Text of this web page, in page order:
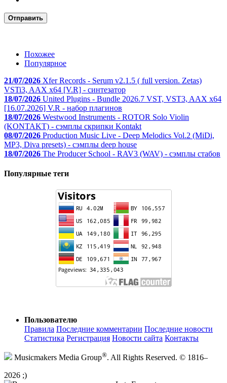
Отправить
Похожее
Популярное
21/07/2026 Xfer Records - Serum v2.1.5 ( full version. Zetas)
VSTi3, AAX x64 [V.R] - синтезатор
18/07/2026 United Plugins - Bundle 2026.7 VST, VST3, AAX x64
[16.07.2026] V.R - набор плагинов
18/07/2026 Westwood Instruments - ROTOR Solo Violin
(KONTAKT) - сэмплы скрипки Kontakt
08/07/2026 Production Music Live - Deep Melodics Vol.2 (MiDi,
MP3, Diva presets) - сэмплы deep house
18/07/2026 The Producer School - RAV3 (WAV) - сэмплы стабов
Популярные теги
Пользователю
Правила Последние комментарии Последние новости
Статистика Регистрация Новости сайта Контакты
Musicmakers Media Group®. All Rights Reserved. © 1816–
2026 ;)